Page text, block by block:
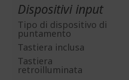
Dispositivi input
Tipo di dispositivo di
puntamento
Tastiera inclusa
Tastiera
retroilluminata